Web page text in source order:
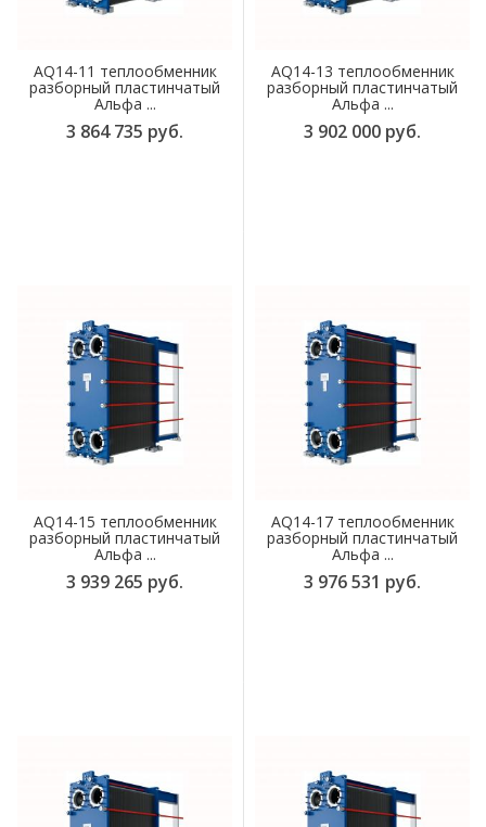
AQ14-11 теплообменник
разборный пластинчатый
Альфа ...
3 864 735 руб.
AQ14-13 теплообменник
разборный пластинчатый
Альфа ...
3 902 000 руб.
AQ14-15 теплообменник
разборный пластинчатый
Альфа ...
3 939 265 руб.
AQ14-17 теплообменник
разборный пластинчатый
Альфа ...
3 976 531 руб.